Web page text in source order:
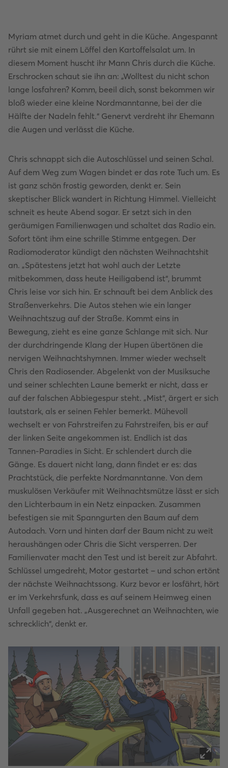
Myriam atmet durch und geht in die Küche. Angespannt
rührt sie mit einem Löffel den Kartoffelsalat um. In
diesem Moment huscht ihr Mann Chris durch die Küche.
Erschrocken schaut sie ihn an: „Wolltest du nicht schon
lange losfahren? Komm, beeil dich, sonst bekommen wir
bloß wieder eine kleine Nordmanntanne, bei der die
Hälfte der Nadeln fehlt.“ Genervt verdreht ihr Ehemann
die Augen und verlässt die Küche.
Chris schnappt sich die Autoschlüssel und seinen Schal.
Auf dem Weg zum Wagen bindet er das rote Tuch um. Es
ist ganz schön frostig geworden, denkt er. Sein
skeptischer Blick wandert in Richtung Himmel. Vielleicht
schneit es heute Abend sogar. Er setzt sich in den
geräumigen Familienwagen und schaltet das Radio ein.
Sofort tönt ihm eine schrille Stimme entgegen. Der
Radiomoderator kündigt den nächsten Weihnachtshit
an. „Spätestens jetzt hat wohl auch der Letzte
mitbekommen, dass heute Heiligabend ist“, brummt
Chris leise vor sich hin. Er schnauft bei dem Anblick des
Straßenverkehrs. Die Autos stehen wie ein langer
Weihnachtszug auf der Straße. Kommt eins in
Bewegung, zieht es eine ganze Schlange mit sich. Nur
der durchdringende Klang der Hupen übertönen die
nervigen Weihnachtshymnen. Immer wieder wechselt
Chris den Radiosender. Abgelenkt von der Musiksuche
und seiner schlechten Laune bemerkt er nicht, dass er
auf der falschen Abbiegespur steht. „Mist“, ärgert er sich
lautstark, als er seinen Fehler bemerkt. Mühevoll
wechselt er von Fahrstreifen zu Fahrstreifen, bis er auf
der linken Seite angekommen ist. Endlich ist das
Tannen-Paradies in Sicht. Er schlendert durch die
Gänge. Es dauert nicht lang, dann findet er es: das
Prachtstück, die perfekte Nordmanntanne. Von dem
muskulösen Verkäufer mit Weihnachtsmütze lässt er sich
den Lichterbaum in ein Netz einpacken. Zusammen
befestigen sie mit Spanngurten den Baum auf dem
Autodach. Vorn und hinten darf der Baum nicht zu weit
heraushängen oder Chris die Sicht versperren. Der
Familienvater macht den Test und ist bereit zur Abfahrt.
Schlüssel umgedreht, Motor gestartet – und schon ertönt
der nächste Weihnachtssong. Kurz bevor er losfährt, hört
er im Verkehrsfunk, dass es auf seinem Heimweg einen
Unfall gegeben hat. „Ausgerechnet an Weihnachten, wie
schrecklich“, denkt er.